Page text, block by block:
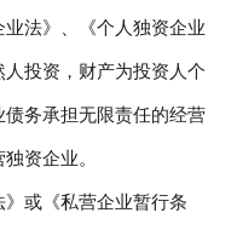
法》、《个人独资企业
投资，财产为投资人个
务承担无限责任的经营
资企业。
或《私营企业暂行条